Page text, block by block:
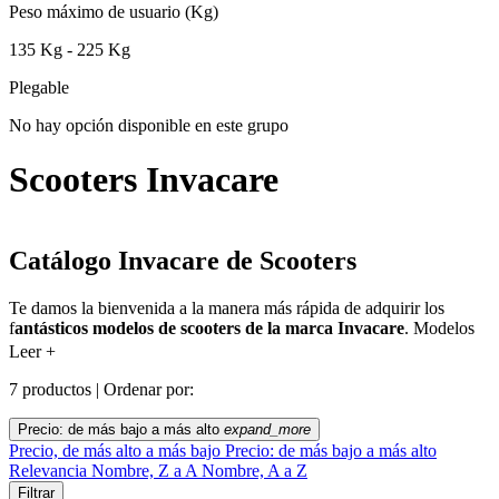
Peso máximo de usuario (Kg)
135 Kg - 225 Kg
Plegable
No hay opción disponible en este grupo
Scooters Invacare
Catálogo Invacare de Scooters
Te damos la bienvenida a la manera más rápida de adquirir los
fantásticos modelos de scooters de la marca Invacare. Modelos
como el
disposición en nuestro catálogo web.
Los scooters Invacare destacan sobre todo por la
construcción, la calidad de los materiales empleados y lo
asequible que resultan algunos de sus modelos
para personas mayores u otras personas que, por distintas
Leer +
7 productos | Ordenar por:
Precio: de más bajo a más alto expand_more
Precio, de más alto a más bajo Precio: de más bajo a más alto
Relevancia Nombre, Z a A Nombre, A a Z
Filtrar